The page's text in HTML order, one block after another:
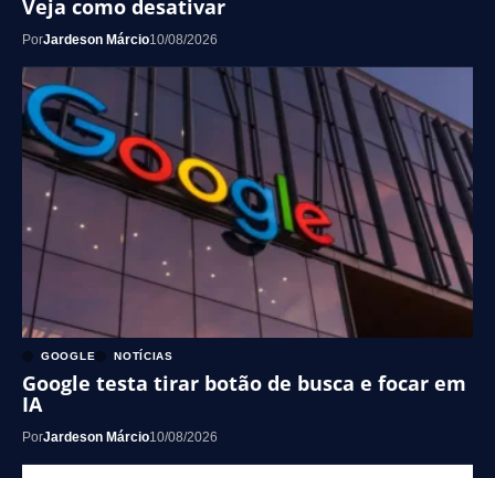
Veja como desativar
PorJardeson Márcio10/08/2026
GOOGLE NOTÍCIAS
Google testa tirar botão de busca e focar em
IA
PorJardeson Márcio10/08/2026